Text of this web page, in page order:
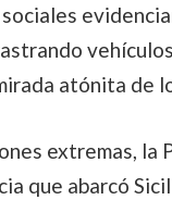
atónita de
extremas, la
que abarcó